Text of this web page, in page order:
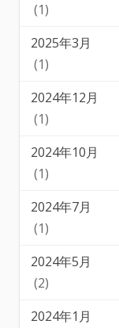
(1)
2025年3月
(1)
2024年12月
(1)
2024年10月
(1)
2024年7月
(1)
2024年5月
(2)
2024年1月